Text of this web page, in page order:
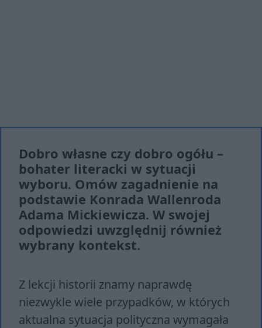
Dobro własne czy dobro ogółu –
bohater literacki w sytuacji
wyboru. Omów zagadnienie na
podstawie Konrada Wallenroda
Adama Mickiewicza. W swojej
odpowiedzi uwzględnij również
wybrany kontekst.
Z lekcji historii znamy naprawdę
niezwykle wiele przypadków, w których
aktualna sytuacja polityczna wymagała